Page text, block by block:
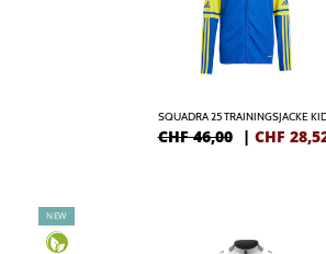
SQUADRA 25 TRAININGSJACKE
CHF 46,00 | CHF
NEW